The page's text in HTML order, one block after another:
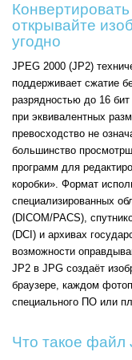
открывайте
угодно
JPEG 2000 (JP2)
поддерживает сжатие
разрядностью до 16
при эквивалентных
превосходство не
большинство
программ для
коробки». Формат
специализированных
(DICOM/PACS),
(DCI) и архивах
возможности
JP2 в JPG создаёт
браузере, каждом
специального ПО или
Что такое файл